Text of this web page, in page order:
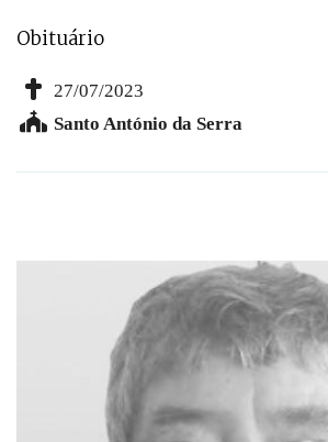
Obituário
27/07/2023
Santo António da Serra